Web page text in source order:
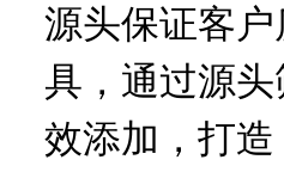
源头保证客
具，通过源
效添加，打造